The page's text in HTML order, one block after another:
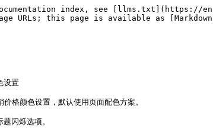
index, see [llms.txt](https://
URLs; this page is available as
设置
格颜色设置，默认使用页面配色方案。
闪烁选项。